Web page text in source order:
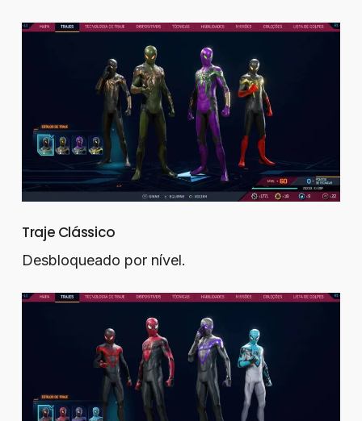
Traje Clássico
Desbloqueado por nível.